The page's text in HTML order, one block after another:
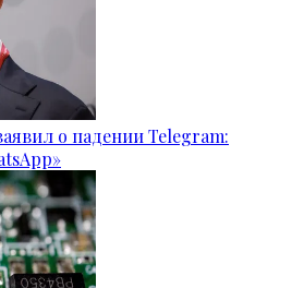
о падении Telegram: